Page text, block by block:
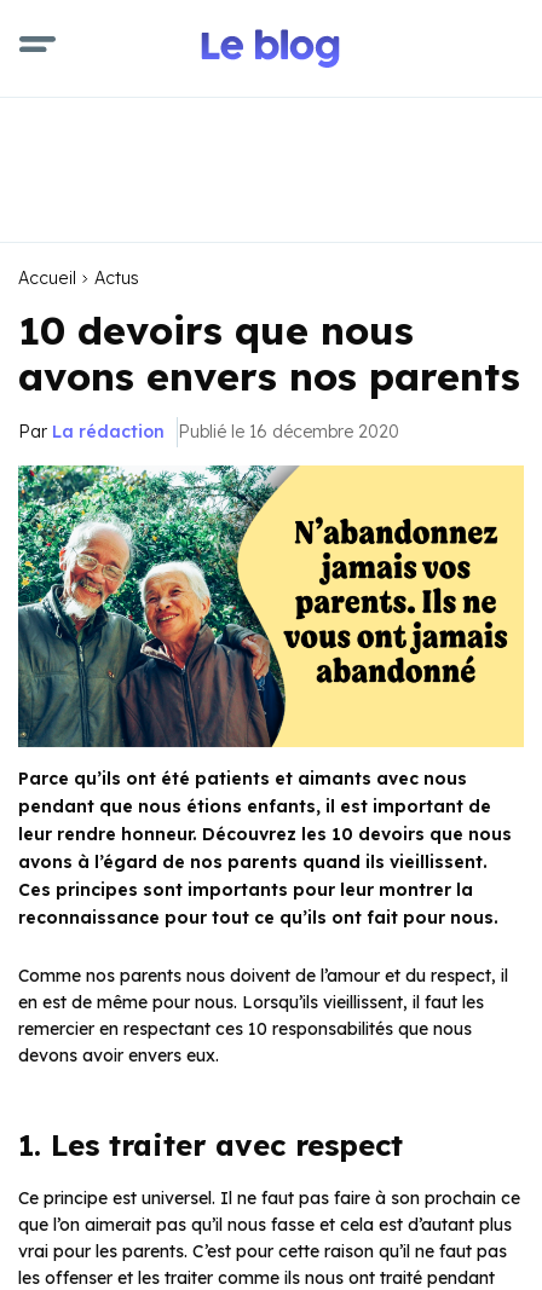
Accueil Actus
10 devoirs que nous
avons envers nos parents
Par La rédaction Publié le 16 décembre 2020
Parce qu’ils ont été patients et aimants avec nous
pendant que nous étions enfants, il est important de
leur rendre honneur. Découvrez les 10 devoirs que nous
avons à l’égard de nos parents quand ils vieillissent.
Ces principes sont importants pour leur montrer la
reconnaissance pour tout ce qu’ils ont fait pour nous.
Comme nos parents nous doivent de l’amour et du respect, il
en est de même pour nous. Lorsqu’ils vieillissent, il faut les
remercier en respectant ces 10 responsabilités que nous
devons avoir envers eux.
1. Les traiter avec respect
Ce principe est universel. Il ne faut pas faire à son prochain ce
que l’on aimerait pas qu’il nous fasse et cela est d’autant plus
vrai pour les parents. C’est pour cette raison qu’il ne faut pas
les offenser et les traiter comme ils nous ont traité pendant